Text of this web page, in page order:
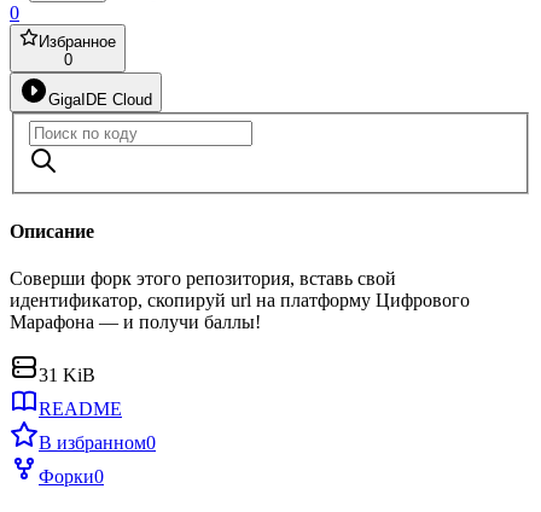
0
Избранное
0
GigaIDE Cloud
Описание
Соверши форк этого репозитория, вставь свой
идентификатор, скопируй url на платформу Цифрового
Марафона — и получи баллы!
31 KiB
README
В избранном0
Форки0